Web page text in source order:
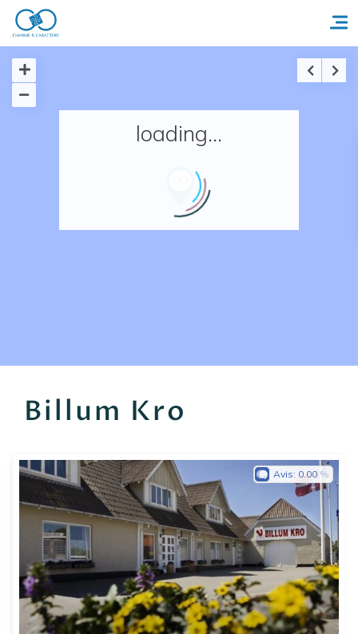
Accueil
Nos adresses en France
loading...
Billum Kro
Avis: 0.00